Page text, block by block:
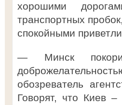
хорошими
транспортных
спокойными
— Минск
обозреватель
Говорят, что Киев